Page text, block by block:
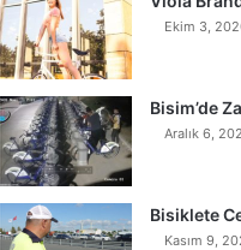
Ekim 3,
Bisim’de
Aralık 6,
Bisiklete
Kasım 9,